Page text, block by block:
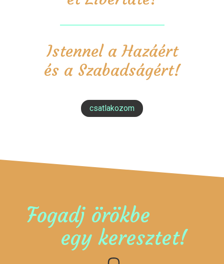
Istennel a Hazáért
és a Szabadságért!
csatlakozom
Fogadj örökbe
egy keresztet!